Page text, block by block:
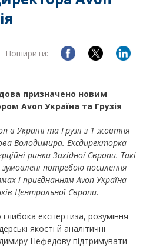
Поширити:
призначено новим
Avon Україна та Грузія
в Україні та Грузії з 1 жовтня
Володимира. Ексдиректорка
ринки Західної Європи. Такі
зумовлені потребою посилення
і приєднанням Avon Україна
Центральної Європи.
експертиза, розуміння
якості й аналітичні
Нефедову підтримувати